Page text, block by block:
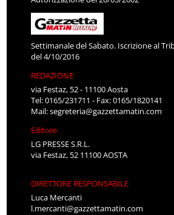
Settimanale del Sabato. Iscrizione al
del 4/10/2016
REDAZIONE
via Festaz, 52 - 11100 Aosta
Tel: 0165/231711 - Fax: 0165/1820141
Mail:segreteria@gazzettamatin.com
Editore
LG PRESSE S.R.L.
via Festaz, 52 11100 AOSTA
DIRETTORE RESPONSABILE
Luca Mercanti
l.mercanti@gazzettamatin.com